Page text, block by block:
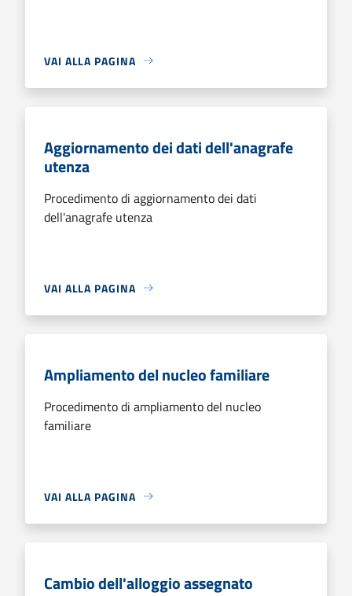
VAI ALLA PAGINA
Aggiornamento dei dati dell'anagrafe
utenza
Procedimento di aggiornamento dei dati
dell'anagrafe utenza
VAI ALLA PAGINA
Ampliamento del nucleo familiare
Procedimento di ampliamento del nucleo
familiare
VAI ALLA PAGINA
Cambio dell'alloggio assegnato